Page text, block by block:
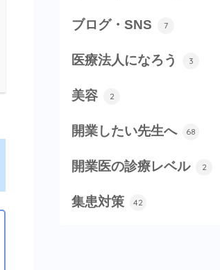
ブログ・SNS 7
医療法人になろう 3
美容 2
開業したい先生へ 68
開業医の診療レベル 2
集患対策 42